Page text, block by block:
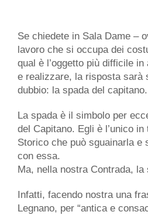
Se chiedete in Sala Dame –
lavoro che si occupa dei
qual è l’oggetto più difficile
e realizzare, la risposta sarà
dubbio: la spada del capitano.
La spada è il simbolo per
del Capitano. Egli è l’unico
Storico che può sguainarla e
con essa.
Ma, nella nostra Contrada, la
Infatti, facendo nostra una
Legnano, per “antica e